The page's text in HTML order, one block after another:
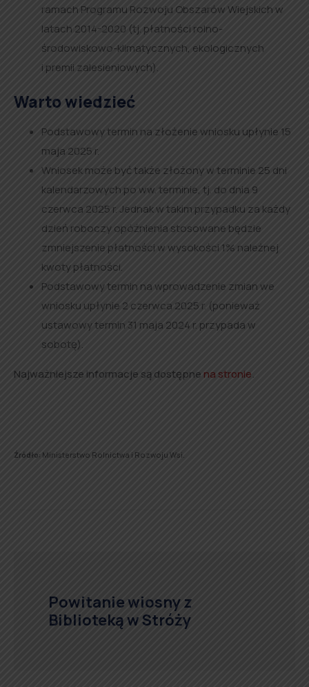
ramach Programu Rozwoju Obszarów Wiejskich w
latach 2014-2020 (tj. płatności rolno-
środowiskowo-klimatycznych, ekologicznych
i premii zalesieniowych).
Warto wiedzieć
Podstawowy termin na złożenie wniosku upłynie 15
maja 2025 r.
Wniosek może być także złożony w terminie 25 dni
kalendarzowych po ww. terminie, tj. do dnia 9
czerwca 2025 r. Jednak w takim przypadku za każdy
dzień roboczy opóźnienia stosowane będzie
zmniejszenie płatności w wysokości 1% należnej
kwoty płatności.
Podstawowy termin na wprowadzenie zmian we
wniosku upłynie 2 czerwca 2025 r. (ponieważ
ustawowy termin 31 maja 2024 r. przypada w
sobotę).
Najważniejsze informacje są dostępnena stronie.
Źródło: Ministerstwo Rolnictwa i Rozwoju Wsi.
Powitanie wiosny z
Biblioteką w Stróży